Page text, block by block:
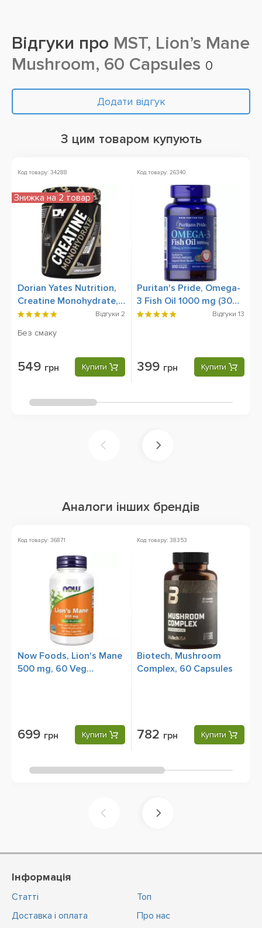
Відгуки про MST, Lion’s Mane
Mushroom, 60 Capsules 0
Додати відгук
З цим товаром купують
Код товару: 34288
Dorian Yates Nutrition,
Creatine Monohydrate,
300 g
Відгуки 2
Без смаку
549 грн Купити
Знижка на 2 товар
Код товару: 26340
Puritan's Pride, Omega-
3 Fish Oil 1000 mg (300
mg Active Omega-3),
Відгуки 13
399 грн Купити
Аналоги інших брендів
Код товару: 36871
Now Foods, Lion's Mane
500 mg, 60 Veg
699 грн Купити
Код товару: 38353
Biotech, Mushroom
Complex, 60 Capsules
782 грн Купити
Інформація
Статті
Доставка і оплата
Топ
Про нас